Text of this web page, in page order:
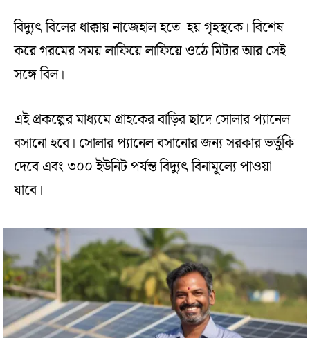
বিদ্যুৎ বিলের ধাক্কায় নাজেহাল হতে হয় গৃহস্থকে। বিশেষ
করে গরমের সময় লাফিয়ে লাফিয়ে ওঠে মিটার আর সেই
সঙ্গে বিল।
এই প্রকল্পের মাধ্যমে গ্রাহকের বাড়ির ছাদে সোলার প্যানেল
বসানো হবে। সোলার প্যানেল বসানোর জন্য সরকার ভর্তুকি
দেবে এবং ৩০০ ইউনিট পর্যন্ত বিদ্যুৎ বিনামূল্যে পাওয়া
যাবে।